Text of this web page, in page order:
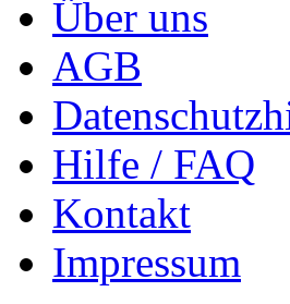
Über uns
AGB
Hilfe / FAQ
Kontakt
Impressum